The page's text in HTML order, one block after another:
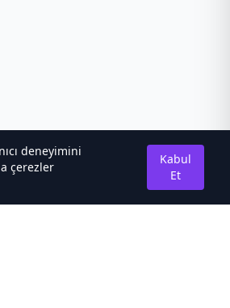
deneyimini
çerezler
Kabul
Et